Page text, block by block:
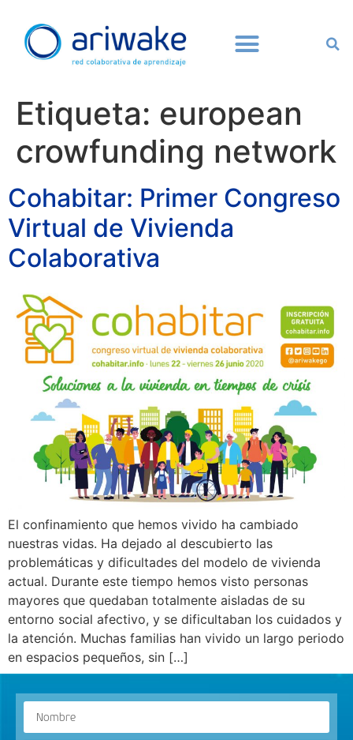
Etiqueta: european
crowfunding network
Cohabitar: Primer Congreso
Virtual de Vivienda
Colaborativa
El confinamiento que hemos vivido ha cambiado
nuestras vidas. Ha dejado al descubierto las
problemáticas y dificultades del modelo de vivienda
actual. Durante este tiempo hemos visto personas
mayores que quedaban totalmente aisladas de su
entorno social afectivo, y se dificultaban los cuidados y
la atención. Muchas familias han vivido un largo periodo
en espacios pequeños, sin […]